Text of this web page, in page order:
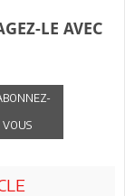
LE AVEC
VOUS